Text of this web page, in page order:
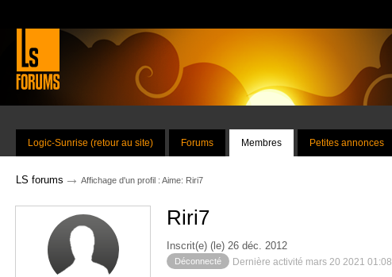
Logic-Sunrise (retour au site) Forums Membres Petites annonces
LS forums → Affichage d'un profil : Aime: Riri7
Riri7
Inscrit(e) (le) 26 déc. 2012
Déconnecté Dernière activité mars 20 2021 01:08